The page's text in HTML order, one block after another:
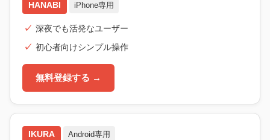
HANABI iPhone専用
深夜でも活発なユーザー
初心者向けシンプル操作
無料登録する →
IKURA Android専用